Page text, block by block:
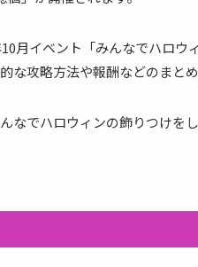
月イベント「みんなでハロ
な攻略方法や報酬などのまとめ
なでハロウィンの飾りつけを